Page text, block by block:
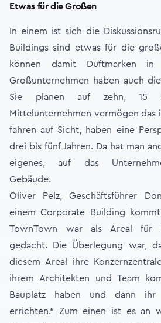
Etwas für die Großen
In einem ist sich die
Buildings sind etwas für die
können damit Duftmarken
Großunternehmen haben auch
Sie planen auf zehn, 15
Mittelunternehmen vermögen das
fahren auf Sicht, haben eine
drei bis fünf Jahren. Da hat man
eigenes, auf das
Gebäude.
Oliver Pelz, Geschäftsführer
einem Corporate Building
TownTown war als Areal für
gedacht. Die Überlegung war,
diesem Areal ihre
ihrem Architekten und Team
Bauplatz haben und dann ihr
errichten.“ Zum einen ist es an